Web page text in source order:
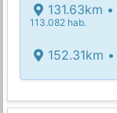
131.63km •
113.082 hab.
152.31km •